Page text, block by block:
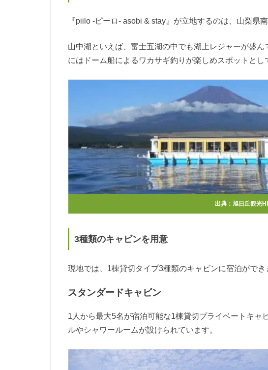
『piilo -ピーロ- asobi & stay』が立地するのは、山梨県
山中湖といえば、富士五湖の中でも湖上レジャーが盛
にはドーム船によるワカサギ釣りが楽しめスポットとし
出典： 旭日丘観光
3種類のキャビンを用意
現地では、1棟貸切タイプ3種類のキャビンに宿泊ができ
スタンダードキャビン
1人から最大5名が宿泊可能な1棟貸切プライベートキャ
ルやシャワールームが設けられています。